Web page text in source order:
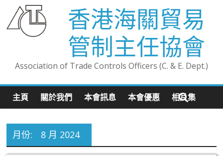
香港海關貿易
管制主任協會
Association of Trade Controls Officers (C. & E. Dept.)
主頁 關於我們 本會訊息 本會優惠 相片集
月份: 8 月 2024